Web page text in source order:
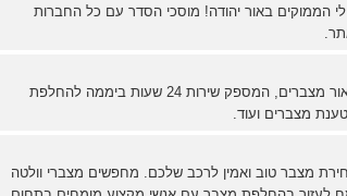
הממוקים באור יהודה! מוסכי הסדר עם כל החברות
מצברי ורטה בזול ניתן להשיג אצל מאור מצברים, המספק שירות 24 שעות ביממה להחלפת
מצברים ועוד.
מצבר טוב ואמין לרכב שלכם. מחפשים מצברי וולטה